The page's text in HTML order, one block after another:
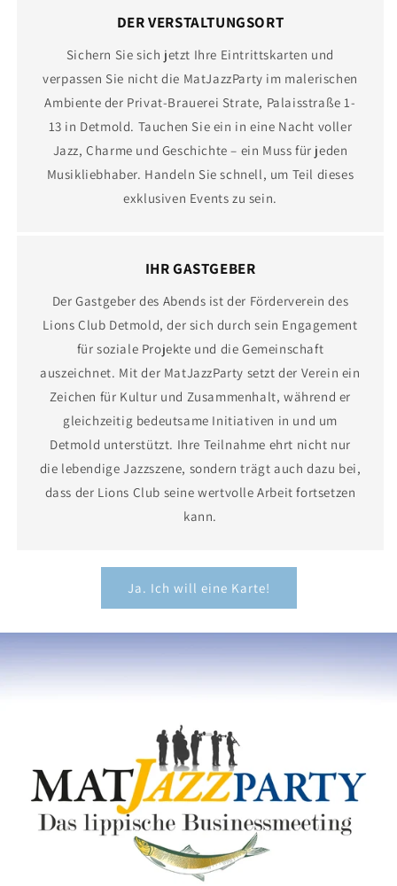
DER VERSTALTUNGSORT
Sichern Sie sich jetzt Ihre Eintrittskarten und
verpassen Sie nicht die MatJazzParty im malerischen
Ambiente der Privat-Brauerei Strate, Palaisstraße 1-
13 in Detmold. Tauchen Sie ein in eine Nacht voller
Jazz, Charme und Geschichte – ein Muss für jeden
Musikliebhaber. Handeln Sie schnell, um Teil dieses
exklusiven Events zu sein.
IHR GASTGEBER
Der Gastgeber des Abends ist der Förderverein des
Lions Club Detmold, der sich durch sein Engagement
für soziale Projekte und die Gemeinschaft
auszeichnet. Mit der MatJazzParty setzt der Verein ein
Zeichen für Kultur und Zusammenhalt, während er
gleichzeitig bedeutsame Initiativen in und um
Detmold unterstützt. Ihre Teilnahme ehrt nicht nur
die lebendige Jazzszene, sondern trägt auch dazu bei,
dass der Lions Club seine wertvolle Arbeit fortsetzen
kann.
Ja. Ich will eine Karte!